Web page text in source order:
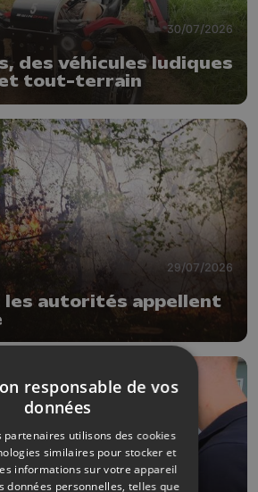
30/07/2026
des véhicules ludiques
tout-terrain
29/07/2026
les autorités appellent
responsable de vos
données
partenaires utilisons des cookies
similaires pour stocker et
informations sur votre appareil
données personnelles, telles que